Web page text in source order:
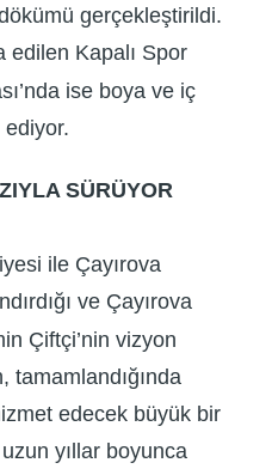
gerçekleştirildi.
edilen Kapalı Spor
ise boya ve iç
ediyor.
SÜRÜYOR
ile Çayırova
ve Çayırova
Çiftçi’nin vizyon
tamamlandığında
edecek büyük bir
yıllar boyunca